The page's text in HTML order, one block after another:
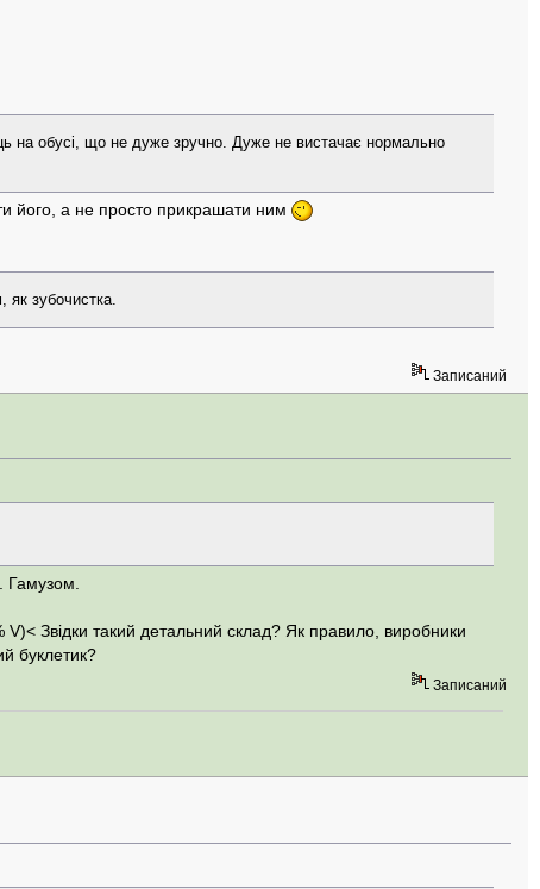
на обусі, що не дуже зручно. Дуже не вистачає нормально
його, а не просто прикрашати ним
зубочистка.
Записаний
Гамузом.
Звідки такий детальний склад? Як правило, виробники
буклетик?
Записаний